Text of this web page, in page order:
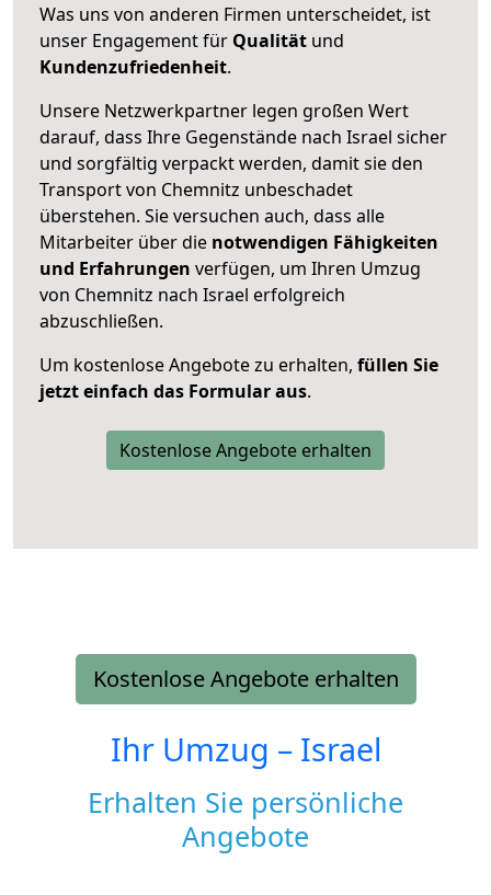
Was uns von anderen Firmen unterscheidet, ist
unser Engagement für Qualität und
Kundenzufriedenheit.
Unsere Netzwerkpartner legen großen Wert
darauf, dass Ihre Gegenstände nach Israel sicher
und sorgfältig verpackt werden, damit sie den
Transport von Chemnitz unbeschadet
überstehen. Sie versuchen auch, dass alle
Mitarbeiter über die notwendigen Fähigkeiten
und Erfahrungen verfügen, um Ihren Umzug
von Chemnitz nach Israel erfolgreich
abzuschließen.
Um kostenlose Angebote zu erhalten, füllen Sie
jetzt einfach das Formular aus.
Kostenlose Angebote erhalten
Kostenlose Angebote erhalten
Ihr Umzug – Israel
Erhalten Sie persönliche
Angebote